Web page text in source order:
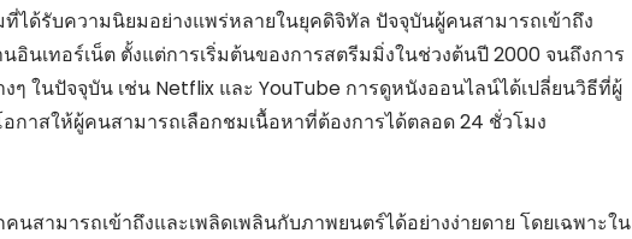
ได้รับความนิยมอย่างแพร่หลายในยุคดิจิทัล ปัจจุบันผู้คนสามารถเข้าถึง
อินเทอร์เน็ต ตั้งแต่การเริ่มต้นของการสตรีมมิ่งในช่วงต้นปี 2000 จนถึงการ
ๆ ในปัจจุบัน เช่น Netflix และ YouTube การดูหนังออนไลน์ได้เปลี่ยนวิธีที่ผู้
าสให้ผู้คนสามารถเลือกชมเนื้อหาที่ต้องการได้ตลอด 24 ชั่วโมง
สามารถเข้าถึงและเพลิดเพลินกับภาพยนตร์ได้อย่างง่ายดาย โดยเฉพาะใน